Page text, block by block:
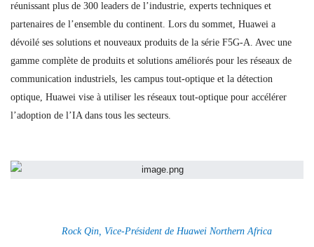
réunissant plus de 300 leaders de l’industrie, experts techniques et
partenaires de l’ensemble du continent. Lors du sommet, Huawei a
dévoilé ses solutions et nouveaux produits de la série F5G-A. Avec une
gamme complète de produits et solutions améliorés pour les réseaux de
communication industriels, les campus tout-optique et la détection
optique, Huawei vise à utiliser les réseaux tout-optique pour accélérer
l’adoption de l’IA dans tous les secteurs.
Rock Qin, Vice-Président de Huawei Northern Africa